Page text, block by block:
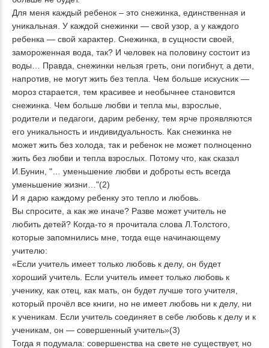
Для меня каждый ребенок – это снежинка, единственная и
уникальная. У каждой снежинки — свой узор, а у каждого
ребенка — свой характер. Снежинка, в сущности своей,
замороженная вода, так? И человек на половину состоит из
воды… Правда, снежинки нельзя греть, они погибнут, а дети,
напротив, не могут жить без тепла. Чем больше искусник —
мороз старается, тем красивее и необычнее становится
снежинка. Чем больше любви и тепла мы, взрослые,
родители и педагоги, дарим ребенку, тем ярче проявляются
его уникальность и индивидуальность. Как снежинка не
может жить без холода, так и ребенок не может полноценно
жить без любви и тепла взрослых. Потому что, как сказал
И.Бунин, "… уменьшение любви и доброты есть всегда
уменьшение жизни…"(2)
И я дарю каждому ребенку это тепло и любовь.
Вы спросите, а как же иначе? Разве может учитель не
любить детей? Когда-то я прочитала слова Л.Толстого,
которые запомнились мне, тогда еще начинающему
учителю:
«Если учитель имеет только любовь к делу, он будет
хороший учитель. Если учитель имеет только любовь к
ученику, как отец, как мать, он будет лучше того учителя,
который прочёл все книги, но не имеет любовь ни к делу, ни
к ученикам. Если учитель соединяет в себе любовь к делу и к
ученикам, он — совершенный учитель»(3)
Тогда я подумала: совершенства на свете не существует, но